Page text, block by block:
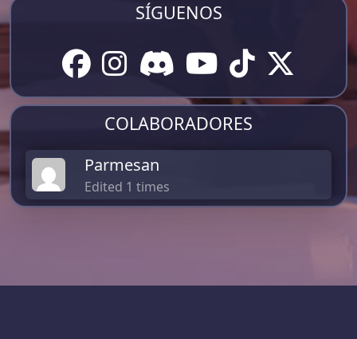
SÍGUENOS
COLABORADORES
Parmesan
Edited 1 times